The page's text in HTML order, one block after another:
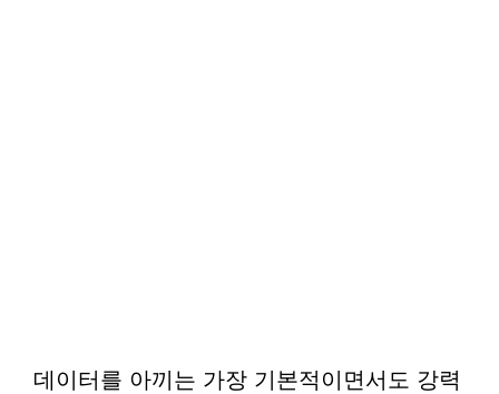
데이터를 아끼는 가장 기본적이면서도 강력